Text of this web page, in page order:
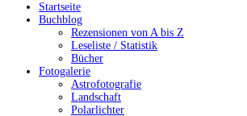
Startseite
Buchblog
Rezensionen von A bis Z
Leseliste / Statistik
Bücher
Fotogalerie
Astrofotografie
Landschaft
Polarlichter